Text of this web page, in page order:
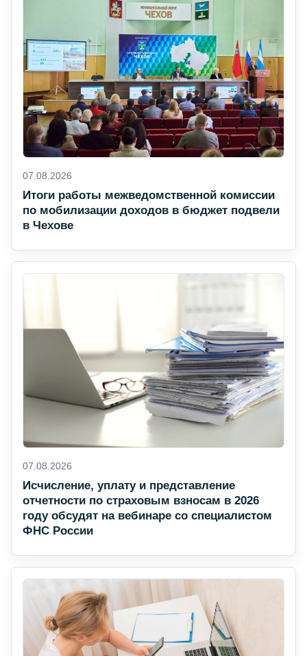
07.08.2026
Итоги работы межведомственной комиссии
по мобилизации доходов в бюджет подвели
в Чехове
07.08.2026
Исчисление, уплату и представление
отчетности по страховым взносам в 2026
году обсудят на вебинаре со специалистом
ФНС России